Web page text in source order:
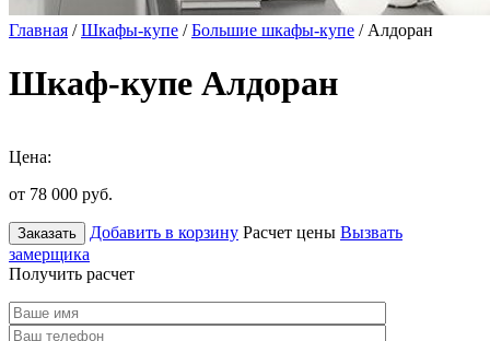
Главная /Шкафы-купе /Большие шкафы-купе / Алдоран
Шкаф-купе Алдоран
Цена:
от 78 000 руб.
Заказать Добавить в корзину Расчет цены Вызвать
замерщика
Получить расчет